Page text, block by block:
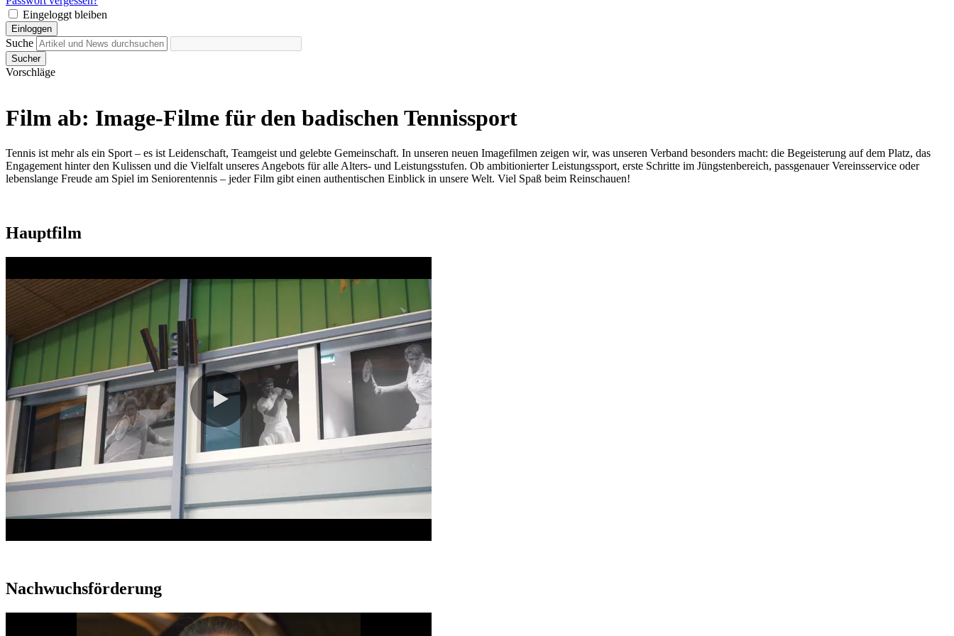
Eingeloggt bleiben
Einloggen
Suche
Sucher
Vorschläge
Film ab: Image-Filme für den badischen Tennissport
Tennis ist mehr als ein Sport – es ist Leidenschaft, Teamgeist und gelebte Gemeinschaft. In unseren neuen Imagefilmen zeigen wir, was unseren Verband besonders macht: die Begeisterung auf dem Platz, das
Engagement hinter den Kulissen und die Vielfalt unseres Angebots für alle Alters- und Leistungsstufen. Ob ambitionierter Leistungssport, erste Schritte im Jüngstenbereich, passgenauer Vereinsservice oder
lebenslange Freude am Spiel im Seniorentennis – jeder Film gibt einen authentischen Einblick in unsere Welt. Viel Spaß beim Reinschauen!
Hauptfilm
Nachwuchsförderung